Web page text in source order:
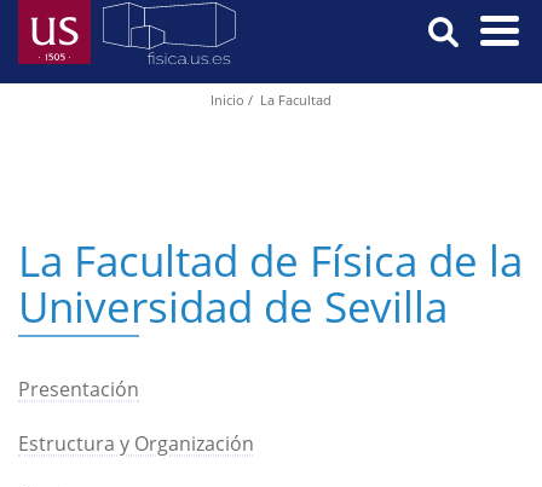
Pasar
contenido
Inicio La Facultad
La Facultad de Física de la
Universidad de Sevilla
Presentación
Estructura y Organización